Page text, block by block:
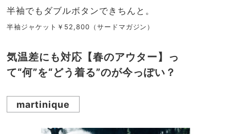
半袖でもダブルボタンできちんと。
半袖ジャケット￥52,800（サードマガジン）
気温差にも対応【春のアウター】っ
て“何”を“どう着る”のが今っぽい？
martinique